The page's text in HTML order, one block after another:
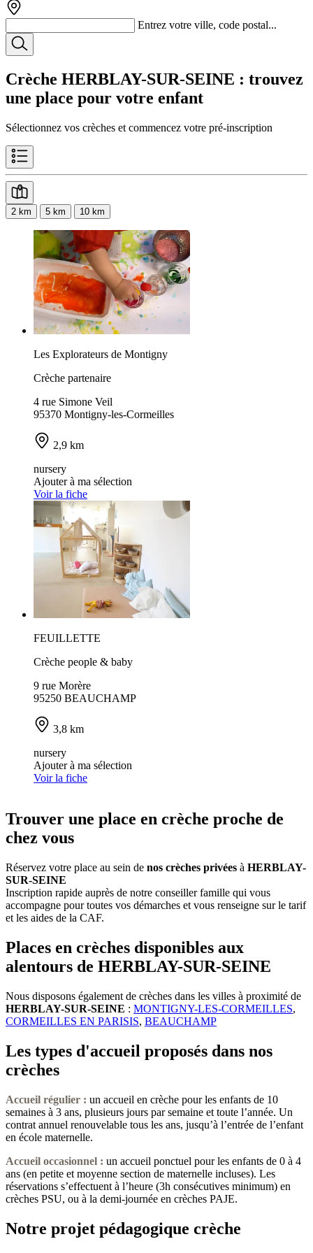
Entrez votre ville, code postal...
Crèche HERBLAY-SUR-SEINE : trouvez
une place pour votre enfant
Sélectionnez vos crèches et commencez votre pré-inscription
2 km 5 km 10 km
Les Explorateurs de Montigny
Crèche partenaire
4 rue Simone Veil
95370 Montigny-les-Cormeilles
2,9 km
nursery
Ajouter à ma sélection
Voir la fiche
FEUILLETTE
Crèche people & baby
9 rue Morère
95250 BEAUCHAMP
3,8 km
nursery
Ajouter à ma sélection
Voir la fiche
Trouver une place en crèche proche de
chez vous
Réservez votre place au sein de nos crèches privées à HERBLAY-
SUR-SEINE
Inscription rapide auprès de notre conseiller famille qui vous
accompagne pour toutes vos démarches et vous renseigne sur le tarif
et les aides de la CAF.
Places en crèches disponibles aux
alentours de HERBLAY-SUR-SEINE
Nous disposons également de crèches dans les villes à proximité de
HERBLAY-SUR-SEINE : MONTIGNY-LES-CORMEILLES,
CORMEILLES EN PARISIS, BEAUCHAMP
Les types d'accueil proposés dans nos
crèches
Accueil régulier : un accueil en crèche pour les enfants de 10
semaines à 3 ans, plusieurs jours par semaine et toute l’année. Un
contrat annuel renouvelable tous les ans, jusqu’à l’entrée de l’enfant
en école maternelle.
Accueil occasionnel : un accueil ponctuel pour les enfants de 0 à 4
ans (en petite et moyenne section de maternelle incluses). Les
réservations s’effectuent à l’heure (3h consécutives minimum) en
crèches PSU, ou à la demi-journée en crèches PAJE.
Notre projet pédagogique crèche